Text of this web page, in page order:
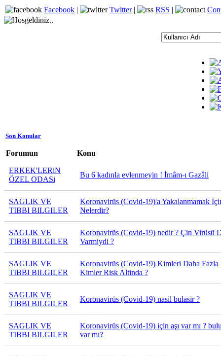
Facebook | Twitter| RSS |
Son Konular
Forumun Konu
ERKEK'LERiN
ÖZEL ODASi
Bu 6 kadınla evlenmeyin ! İmâm-ı Gazâli
SAGLIK VE
TIBBI BILGILER
Koronavirüs (Covid-19)'a Yakalanmamak
Nelerdir?
SAGLIK VE
TIBBI BILGILER
Koronavirüs (Covid-19) nedir ? Çin Virüsü
Varmiydi ?
SAGLIK VE
TIBBI BILGILER
Koronavirüs (Covid-19) Kimleri Daha Fazla
Kimler Risk Altinda ?
SAGLIK VE
TIBBI BILGILER
Koronavirüs (Covid-19) nasil bulasir ?
SAGLIK VE
TIBBI BILGILER
Koronavirüs (Covid-19) için aşı var mı ?
var mı?